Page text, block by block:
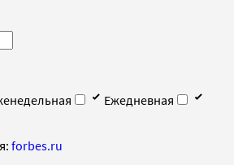
Ежедневная
forbes.ru